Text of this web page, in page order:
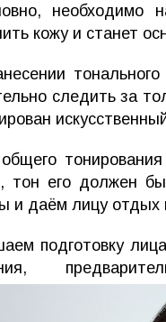
необходимо
кожу и станет
следить за
тон его должен
и даём лицу
подготовку